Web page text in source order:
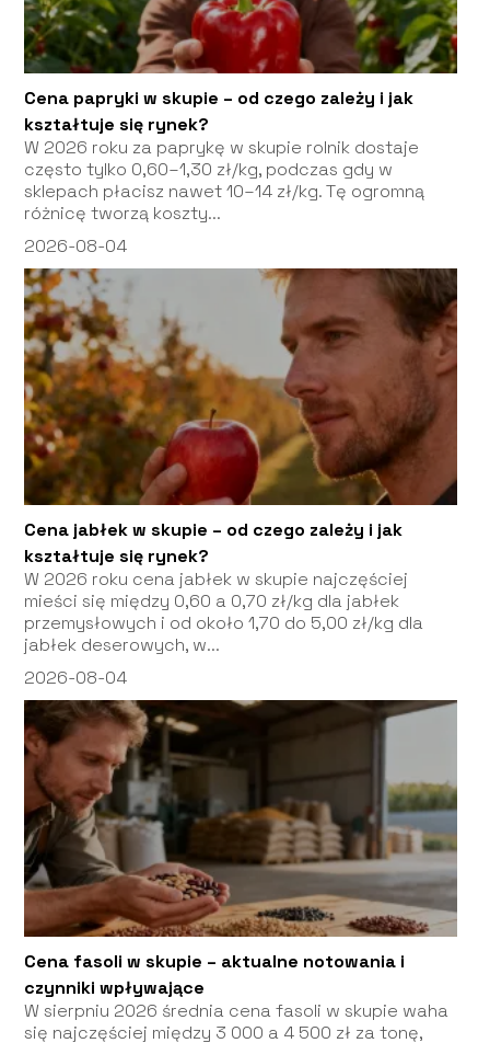
Cena papryki w skupie – od czego zależy i jak
kształtuje się rynek?
W 2026 roku za paprykę w skupie rolnik dostaje
często tylko 0,60–1,30 zł/kg, podczas gdy w
sklepach płacisz nawet 10–14 zł/kg. Tę ogromną
różnicę tworzą koszty...
2026-08-04
Cena jabłek w skupie – od czego zależy i jak
kształtuje się rynek?
W 2026 roku cena jabłek w skupie najczęściej
mieści się między 0,60 a 0,70 zł/kg dla jabłek
przemysłowych i od około 1,70 do 5,00 zł/kg dla
jabłek deserowych, w...
2026-08-04
Cena fasoli w skupie – aktualne notowania i
czynniki wpływające
W sierpniu 2026 średnia cena fasoli w skupie waha
się najczęściej między 3 000 a 4 500 zł za tonę,